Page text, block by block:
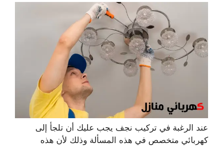
عند الرغبة في تركيب نجف يجب عليك أن تلجأ إلى
كهربائي متخصص في هذه المسألة وذلك لأن هذه